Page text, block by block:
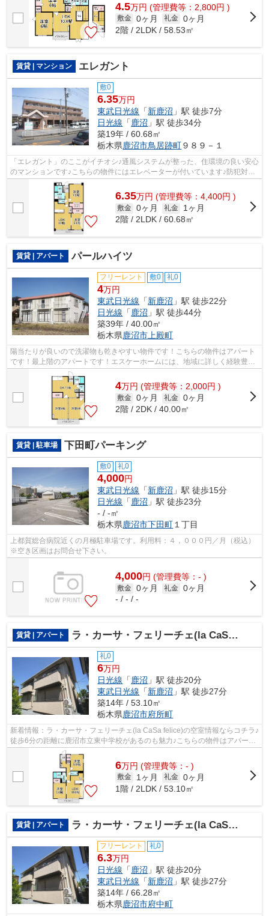
4.5万円 (管理費等：2,800円 )
敷金 0ヶ月 礼金 0ヶ月
2階 / 2LDK / 58.53㎡
賃貸 | マンション エレガント
敷0
6.35万円
東武日光線 「新鹿沼 」駅 徒歩7分
日光線 「 鹿沼 」駅 徒歩34分
築19年 / 60.68㎡
栃木県鹿沼市鳥居跡町９８９－１
「エレガント」のここがイチオシ♪通風システムが整った、住環境の良い安心
のマンションです♪こちらの物件にはエレベーターが付いています♪防犯対策
もバッチリなマンションタイプの物件...
6.35万円 (管理費等：4,400円 )
敷金 0ヶ月 礼金
1ヶ月
2階 / 2LDK / 60.68㎡
賃貸 | アパート パールハイツ
フリーレント 敷0 礼0
4万円
東武日光線 「新鹿沼 」駅 徒歩22分
日光線 「鹿沼 」駅 徒歩44分
築39年 / 40.00㎡
栃木県鹿沼市 上殿町
陽当たりが良いので洗濯物も乾きやすい物件です！こちらの物件はアパート
です！最上階のアパートです！エスケーホームには、地域に詳しく経験豊富
なスタッフが多数在籍しております！...
4万円 (管理費等：2,000円 )
敷金 0ヶ月 礼金 0ヶ月
2階 / 2DK / 40.00㎡
賃貸 | 駐車場 下田町パーキング
敷0 礼0
4,000円
東武日光線 「新鹿沼 」駅 徒歩15分
日光線 「鹿沼 」駅 徒歩23分
- / -㎡
栃木県鹿沼市下田町１丁目
上都賀総合病院近くの月極駐車場です。利用料：４，０００円／月（税込）
※空き区画はお問合せ下さい。
4,000円 (管理費等：- )
敷金 0ヶ月 礼金 0ヶ月
- / - / -
賃貸 | アパート ラ・カーサ・フェリーチェ(la CaSa felice)
礼0
6万円
日光線 「 鹿沼 」駅 徒歩20分
東武日光線 「新鹿沼 」駅 徒歩27分
築14年 / 53.10㎡
栃木県鹿沼市府所町
新着情報：ラ・カーサ・フェリーチェ(la CaSa felice)の空室情報ならコチラ♪
徒歩6分の距離に鹿沼市立東中学校があるのも魅力♪こちらの物件はアパート
です♪陽当たりが良好な物件です♪日...
6万円 (管理費等：- )
敷金 1ヶ月 礼金 0ヶ月
1階 / 2LDK / 53.10㎡
賃貸 | アパート ラ・カーサ・フェリーチェ(la CaSa felice)
フリーレント 礼0
6.3万円
日光線 「 鹿沼 」駅 徒歩20分
東武日光線 「新鹿沼 」駅 徒歩27分
築14年 / 66.28㎡
栃木県鹿沼市府中町